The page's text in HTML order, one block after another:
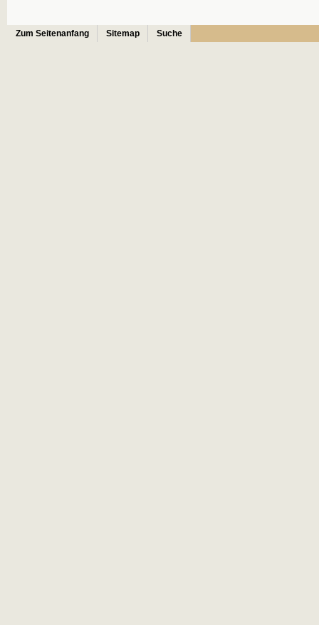
Zum Seitenanfang Sitemap Suche